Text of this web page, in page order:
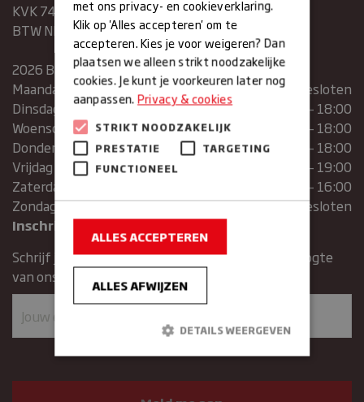
KVK 74286293
BTW NR. NL859839151B01
2026 Bakkerij Maxima
Maandag
gesloten
Dinsdag
07:30 – 13:00 | 14:00 – 18:00
Woensdag
07:30 – 13:00 | 14:00 – 18:00
Donderdag
07:30 – 13:00 | 14:00 – 18:00
Vrijdag
07:00 – 19:00
Zaterdag
07:00 – 16:00
Zondag
Gesloten
Inschrijven voor de nieuwsbrief
Schrijf je in voor de nieuwsbrief en blijft op de hoogte
van ons assortiment en aanbiedingen.
met ons privacy- en cookieverklaring.
Klik op 'Alles accepteren' om te
accepteren. Kies je voor weigeren? Dan
plaatsen we alleen strikt noodzakelijke
cookies. Je kunt je voorkeuren later nog
aanpassen.Privacy & cookies
STRIKT NOODZAKELIJK
PRESTATIE
TARGETING
FUNCTIONEEL
ALLES ACCEPTEREN
ALLES AFWIJZEN
DETAILS WEERGEVEN
Strikt noodzakelijk
Prestatie